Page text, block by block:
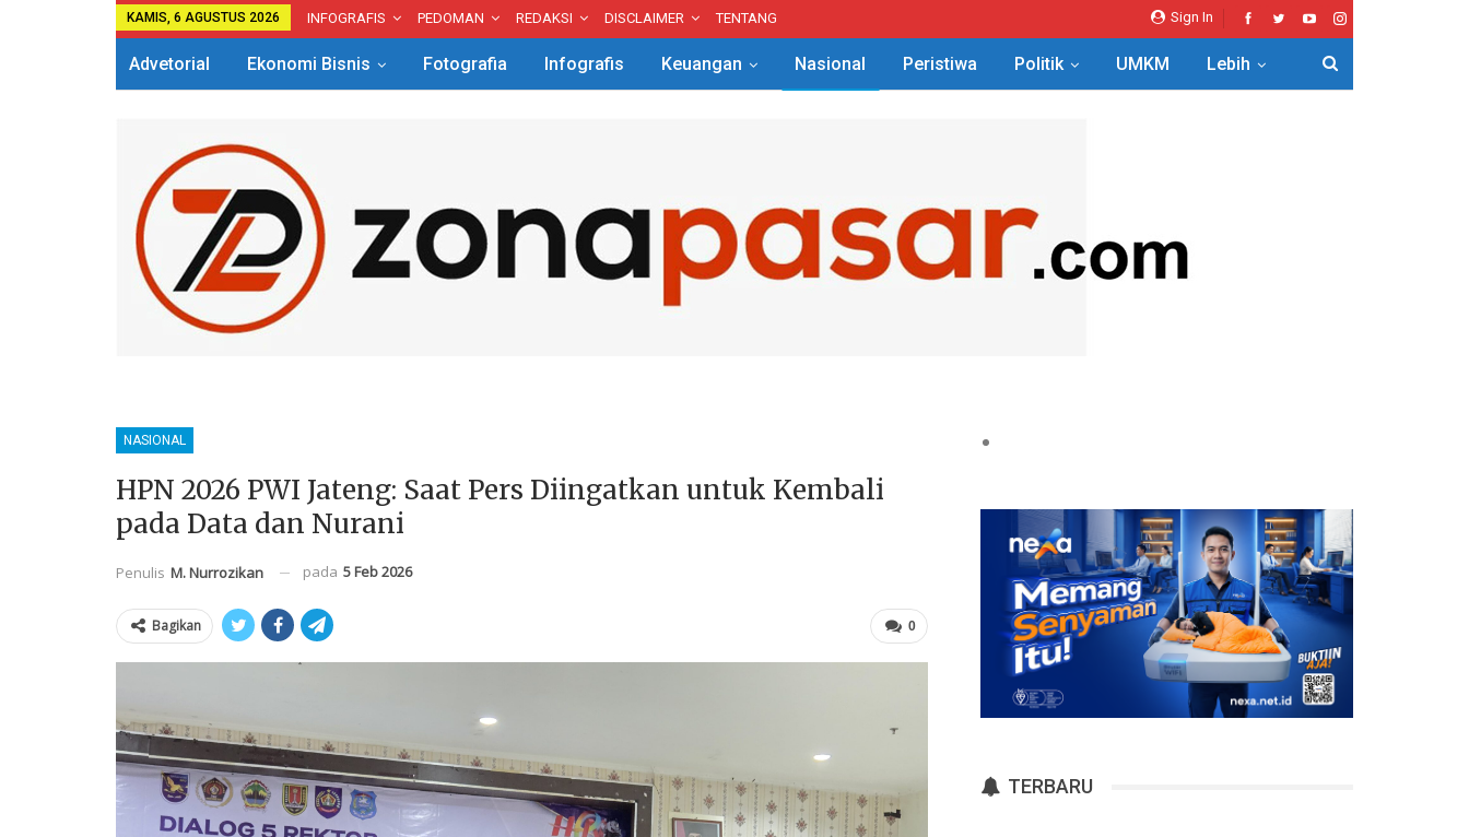
Sign In
KAMIS, 6 AGUSTUS 2026 INFOGRAFIS PEDOMAN REDAKSI DISCLAIMER TENTANG
Advetorial Ekonomi Bisnis Fotografia Infografis Keuangan Nasional Peristiwa Politik UMKM Lebih
NASIONAL
HPN 2026 PWI Jateng: Saat Pers Diingatkan untuk Kembali
pada Data dan Nurani
Penulis M. Nurrozikan pada 5 Feb 2026
0
Bagikan
TERBARU